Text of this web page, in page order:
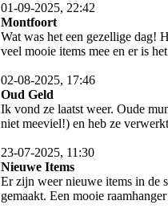
01-09-2025, 22:42
Montfoort
Wat was het een gezellige dag!
veel mooie items mee en er is
02-08-2025, 17:46
Oud Geld
Ik vond ze laatst weer. Oude
niet meeviel!) en heb ze
23-07-2025, 11:30
Nieuwe Items
Er zijn weer nieuwe items in de
gemaakt. Een mooie